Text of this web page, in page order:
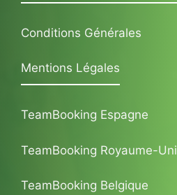
Conditions Générales
Mentions Légales
TeamBooking Espagne
TeamBooking Royaume-Uni
TeamBooking Belgique